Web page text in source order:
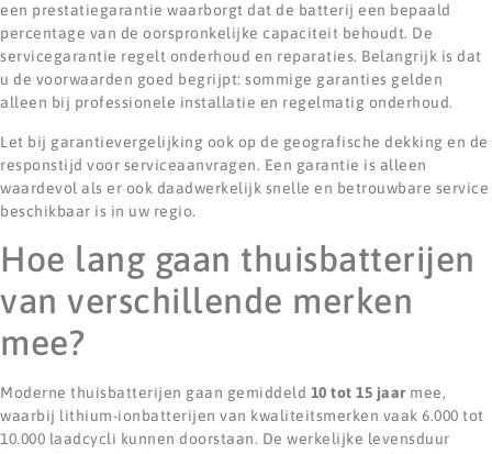
een prestatiegarantie waarborgt dat de batterij een bepaald
percentage van de oorspronkelijke capaciteit behoudt. De
servicegarantie regelt onderhoud en reparaties. Belangrijk is dat
u de voorwaarden goed begrijpt: sommige garanties gelden
alleen bij professionele installatie en regelmatig onderhoud.
Let bij garantievergelijking ook op de geografische dekking en de
responstijd voor serviceaanvragen. Een garantie is alleen
waardevol als er ook daadwerkelijk snelle en betrouwbare service
beschikbaar is in uw regio.
Hoe lang gaan thuisbatterijen
van verschillende merken
mee?
Moderne thuisbatterijen gaan gemiddeld 10 tot 15 jaar mee,
waarbij lithium-ionbatterijen van kwaliteitsmerken vaak 6.000 tot
10.000 laadcycli kunnen doorstaan. De werkelijke levensduur